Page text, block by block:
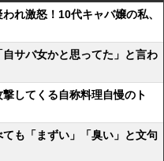
れ激怒！10代キャバ嬢の私、
サバ女かと思ってた」と言わ
してくる自称料理自慢のト
も「まずい」「臭い」と文句